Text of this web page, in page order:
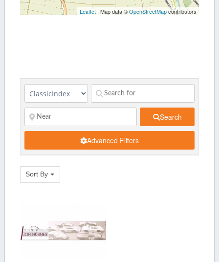
Leaflet | Map data ©OpenStreetMapcontributors
Search
Advanced Filters
Sort By